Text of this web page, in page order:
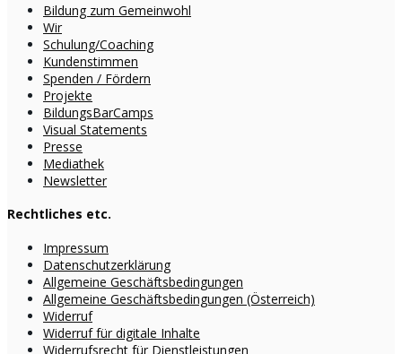
Bildung zum Gemeinwohl
Wir
Schulung/Coaching
Kundenstimmen
Spenden / Fördern
Projekte
BildungsBarCamps
Visual Statements
Presse
Mediathek
Newsletter
Rechtliches etc.
Impressum
Datenschutzerklärung
Allgemeine Geschäftsbedingungen
Allgemeine Geschäftsbedingungen (Österreich)
Widerruf
Widerruf für digitale Inhalte
Widerrufsrecht für Dienstleistungen